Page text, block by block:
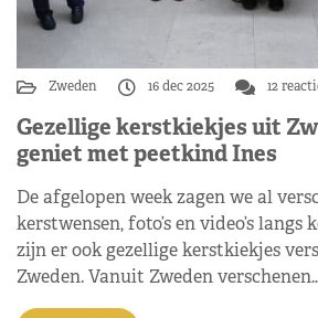
Zweden 16 dec 2025 12
Gezellige kerstkiekjes uit
geniet met peetkind Ines
De afgelopen week zagen we al
kerstwensen, foto’s en video’s
zijn er ook gezellige kerstkiekjes
Zweden. Vanuit Zweden